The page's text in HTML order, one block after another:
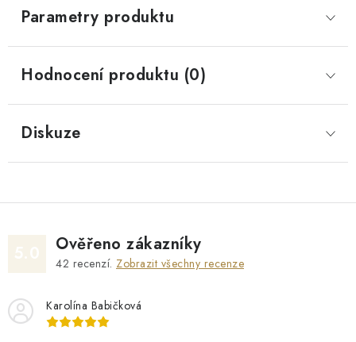
Parametry produktu
Hodnocení produktu (0)
Diskuze
Ověřeno zákazníky
42 recenzí. Zobrazit všechny recenze
Karolína Babičková